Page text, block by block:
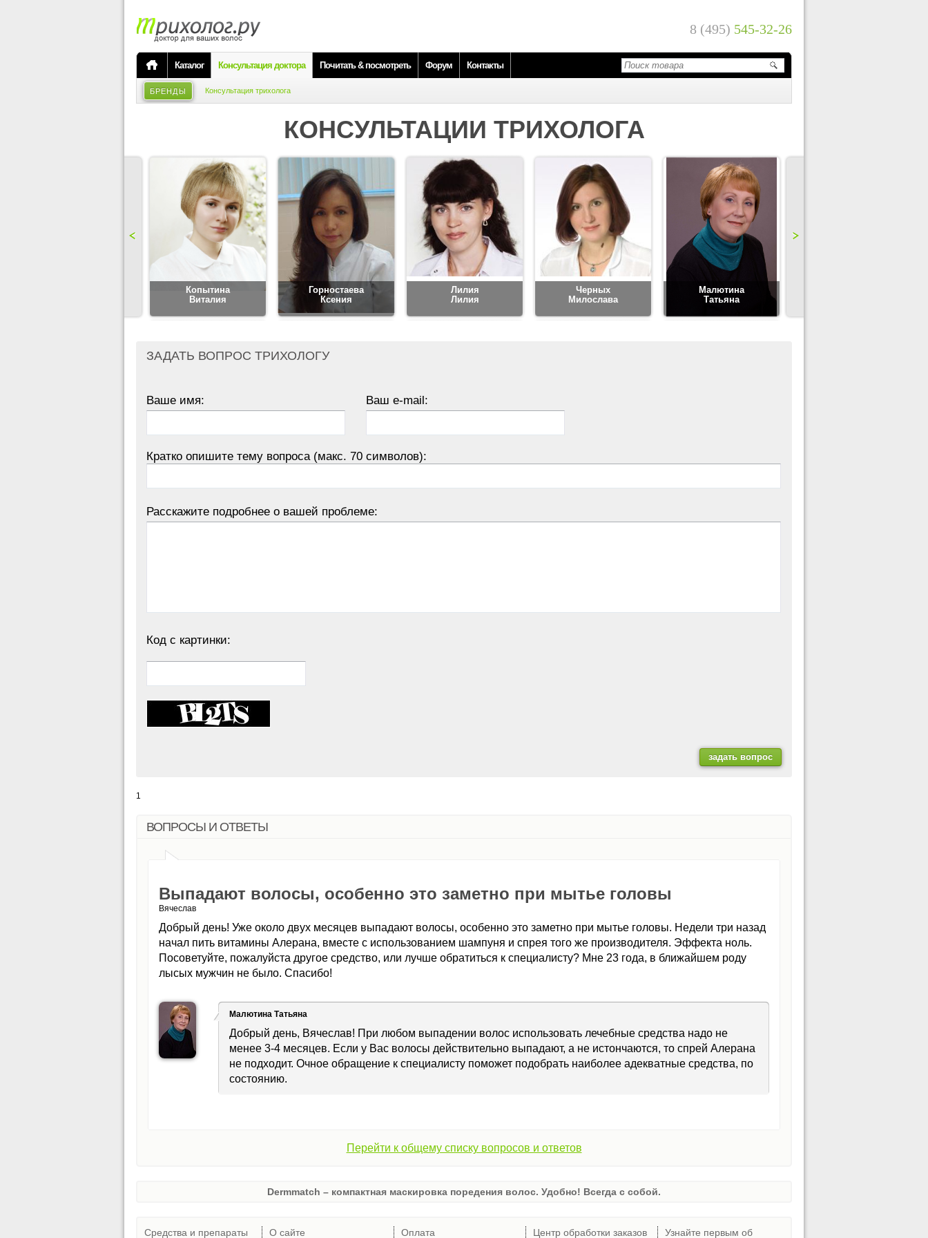
8 (495) 545-32-26
Каталог Консультация доктора Почитать & посмотреть Форум Контакты
БРЕНДЫ Консультация трихолога
КОНСУЛЬТАЦИИ ТРИХОЛОГА
Копытина
Виталия
Горностаева
Ксения
Лилия
Лилия
Черных
Милослава
Малютина
Татьяна
ЗАДАТЬ ВОПРОС ТРИХОЛОГУ
Ваше имя: Ваш e-mail:
Кратко опишите тему вопроса (макс. 70 символов):
Расскажите подробнее о вашей проблеме:
Код с картинки:
1
ВОПРОСЫ И ОТВЕТЫ
Выпадают волосы, особенно это заметно при мытье головы
Вячеслав
Добрый день! Уже около двух месяцев выпадают волосы, особенно это заметно при мытье головы. Недели три назад
начал пить витамины Алерана, вместе с использованием шампуня и спрея того же производителя. Эффекта ноль.
Посоветуйте, пожалуйста другое средство, или лучше обратиться к специалисту? Мне 23 года, в ближайшем роду
лысых мужчин не было. Спасибо!
Малютина Татьяна
Добрый день, Вячеслав! При любом выпадении волос использовать лечебные средства надо не
менее 3-4 месяцев. Если у Вас волосы действительно выпадают, а не истончаются, то спрей Алерана
не подходит. Очное обращение к специалисту поможет подобрать наиболее адекватные средства, по
состоянию.
Перейти к общему списку вопросов и ответов
Dermmatch – компактная маскировка поредения волос. Удобно! Всегда с собой.
Средства и препараты О сайте Оплата Центр обработки заказов Узнайте первым об